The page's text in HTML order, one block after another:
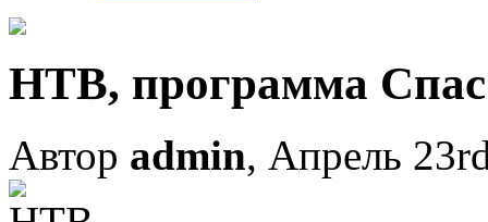
НТВ, программа
Автор admin, Апрель